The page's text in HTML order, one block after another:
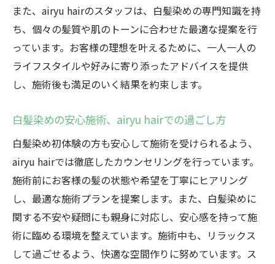
airyu hairで学ぶ、白髪染めの最新動向
お客様に寄り添うairyu hairのプロたち
airyu hairの白髪染めで高崎市のサロン体験に新
たな発見を
airyu hairでのサロン体験が特別な理由
高崎市のサロンで感じるairyu hairの魅力
airyu hairでの施術がもたらす新しい発見
サロン体験を通じて得られる安心と満足
airyu hairで体感する、白髪染めの進化
高崎市のairyu hairが提供する白髪染めとアフタ
ーケアの魅力
施術後も安心、airyu hairのアフターケア
また、airyu hairのスタッフは、白髪染めの専門知識を持
ち、個々の髪質や肌のトーンに合わせた最適な提案を行
っています。お客様の理想を叶えるために、一人一人の
ライフスタイルや好みに寄り添ったアドバイスを提供
し、施術後も満足のいく結果を約束します。
白髪染めの安心施術、airyu hairでの過ごし方
白髪染め初体験の方も安心して施術を受けられるよう、
airyu hairでは徹底したカウンセリングを行っています。
施術前にお客様の髪の状態や希望を丁寧にヒアリング
し、最適な施術プランを提案します。また、白髪染めに
関する不安や疑問にも親身に対応し、安心感を持って施
術に臨める環境を整えています。施術中も、リラックス
して過ごせるよう、快適な空間作りに努めています。ス